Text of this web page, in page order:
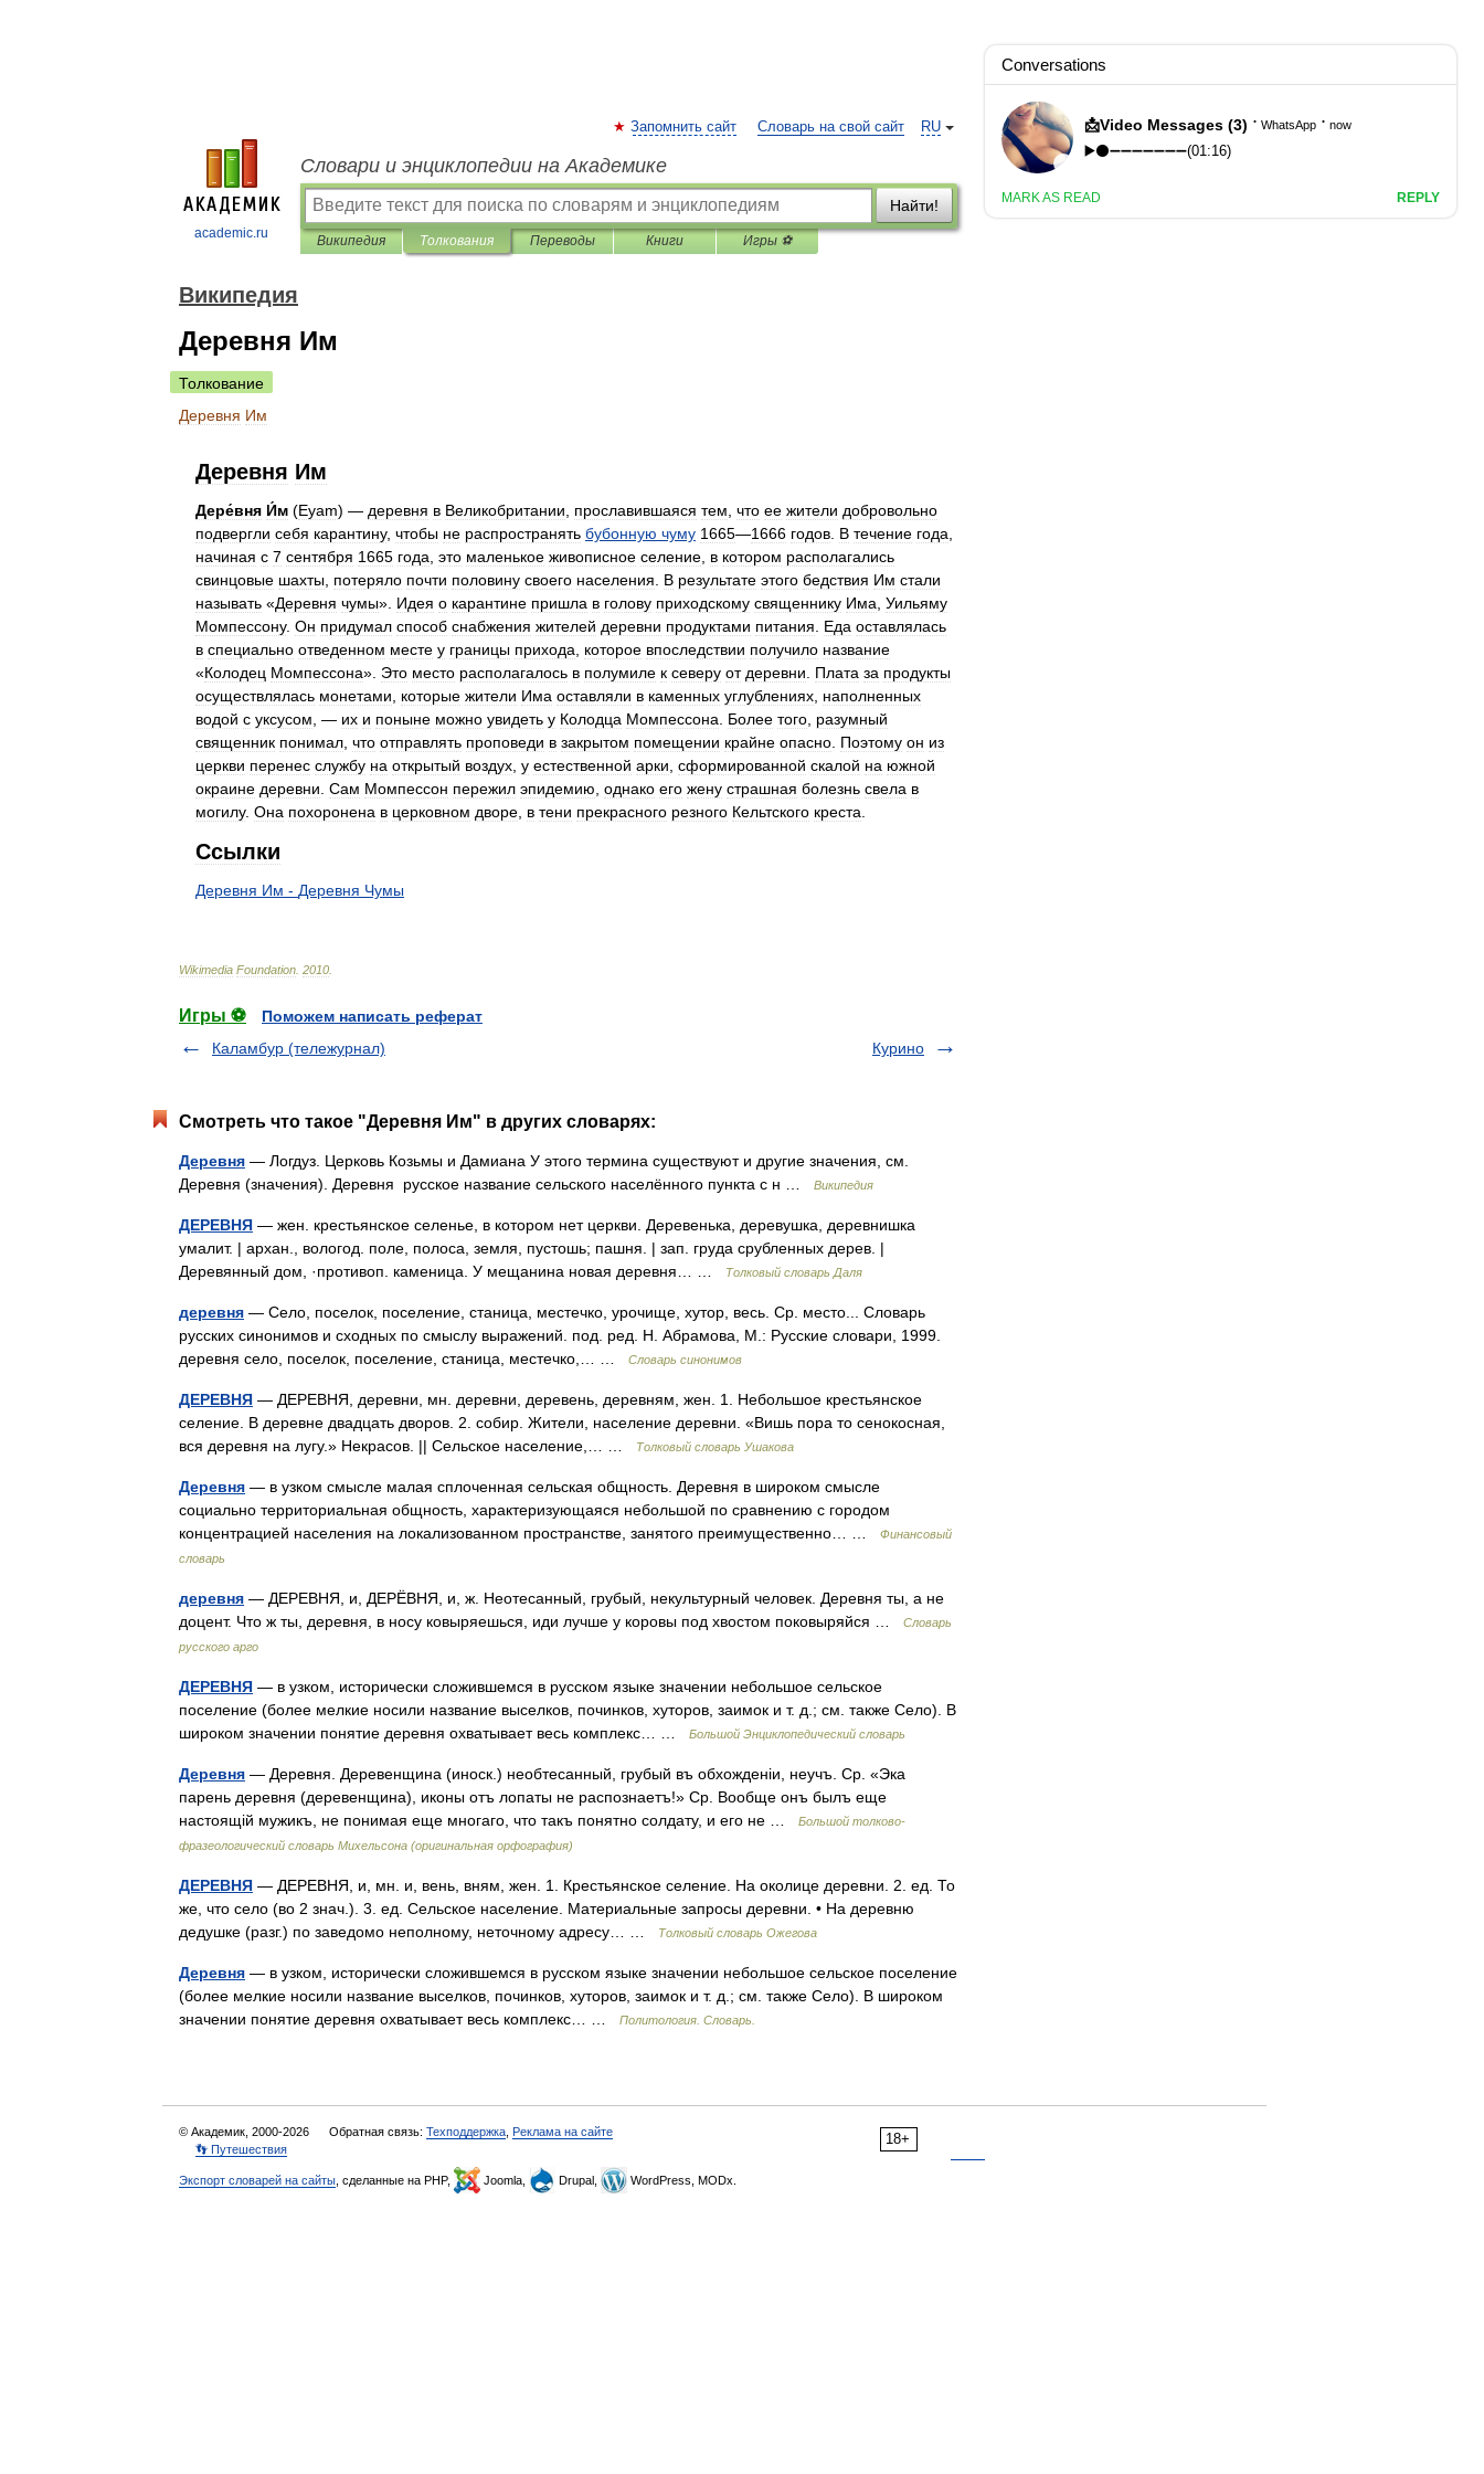
academic.ru
RU
Запомнить сайт Словарь на свой сайт
Словари и энциклопедии на Академике
Найти!
Википедия Толкования Переводы Книги Игры ⚽
Википедия
Деревня Им
Толкование
Деревня Им
Деревня Им
Дере́вня И́м (Eyam) — деревня в Великобритании прославившаяся тем что ее жители добровольно
подвергли себя карантину, чтобы не распространять бубонную чуму 1665—1666 годов В течение года
начиная с 7 сентября 1665 года это маленькое живописное селение в котором располагались
свинцовые шахты потеряло почти половину своего населения В результате этого бедствия Им стали
называть «Деревня чумы». Идея о карантине пришла в голову приходскому священнику Има Уильяму
Момпессону. Он придумал способ снабжения жителей деревни продуктами питания Еда оставлялась
в специально отведенном месте у границы прихода которое впоследствии получило название
«Колодец Момпессона». Это место располагалось в полумиле к северу от деревни Плата за продукты
осуществлялась монетами которые жители Има оставляли в каменных углублениях наполненных
водой с уксусом , — их и поныне можно увидеть у Колодца Момпессона Более того разумный
священник понимал что отправлять проповеди в закрытом помещении крайне опасно Поэтому он из
церкви перенес службу на открытый воздух у естественной арки сформированной скалой на южной
окраине деревни Сам Момпессон пережил эпидемию однако его жену страшная болезнь свела в
могилу. Она похоронена в церковном дворе в тени прекрасного резного Кельтского креста
Ссылки
Деревня Им - Деревня Чумы
Wikimedia Foundation 2010
Игры ⚽
Поможем написать реферат
Каламбур (тележурнал)
Курино
Смотреть что такое "Деревня Им" в других словарях:
Деревня — Логдуз. Церковь Козьмы и Дамиана У этого термина существуют и другие значения, см.
Деревня (значения). Деревня русское название сельского населённого пункта с н …
Википедия
ДЕРЕВНЯ — жен. крестьянское селенье, в котором нет церкви. Деревенька, деревушка, деревнишка
умалит. | архан., вологод. поле, полоса, земля, пустошь; пашня. | зап. груда срубленных дерев. |
Деревянный дом, ·противоп. каменица. У мещанина новая деревня… …
Толковый словарь Даля
деревня — Село, поселок, поселение, станица, местечко, урочище, хутор, весь. Ср. место... Словарь
русских синонимов и сходных по смыслу выражений. под. ред. Н. Абрамова, М.: Русские словари, 1999.
деревня село, поселок, поселение, станица, местечко,… …
Словарь синонимов
ДЕРЕВНЯ — ДЕРЕВНЯ, деревни, мн. деревни, деревень, деревням, жен. 1. Небольшое крестьянское
селение. В деревне двадцать дворов. 2. собир. Жители, население деревни. «Вишь пора то сенокосная,
вся деревня на лугу.» Некрасов. || Сельское население,… …
Толковый словарь Ушакова
Деревня — в узком смысле малая сплоченная сельская общность. Деревня в широком смысле
социально территориальная общность, характеризующаяся небольшой по сравнению с городом
концентрацией населения на локализованном пространстве, занятого преимущественно… …
Финансовый
словарь
деревня — ДЕРЕВНЯ, и, ДЕРЁВНЯ, и, ж. Неотесанный, грубый, некультурный человек. Деревня ты, а не
доцент. Что ж ты, деревня, в носу ковыряешься, иди лучше у коровы под хвостом поковыряйся …
Словарь
русского арго
ДЕРЕВНЯ — в узком, исторически сложившемся в русском языке значении небольшое сельское
поселение (более мелкие носили название выселков, починков, хуторов, заимок и т. д.; см. также Село). В
широком значении понятие деревня охватывает весь комплекс… …
Большой Энциклопедический словарь
Деревня — Деревня. Деревенщина (иноск.) необтесанный, грубый въ обхожденіи, неучъ. Ср. «Эка
парень деревня (деревенщина), иконы отъ лопаты не распознаетъ!» Ср. Вообще онъ былъ еще
настоящій мужикъ, не понимая еще многаго, что такъ понятно солдату, и его не …
Большой толково-
фразеологический словарь Михельсона (оригинальная орфография)
ДЕРЕВНЯ — ДЕРЕВНЯ, и, мн. и, вень, вням, жен. 1. Крестьянское селение. На околице деревни. 2. ед. То
же, что село (во 2 знач.). 3. ед. Сельское население. Материальные запросы деревни. • На деревню
дедушке (разг.) по заведомо неполному, неточному адресу… …
Толковый словарь Ожегова
Деревня — в узком, исторически сложившемся в русском языке значении небольшое сельское поселение
(более мелкие носили название выселков, починков, хуторов, заимок и т. д.; см. также Село). В широком
значении понятие деревня охватывает весь комплекс… …
Политология. Словарь.
18+
© Академик, 2000-2026 Обратная связь: Техподдержка Реклама на сайте
👣 Путешествия
Экспорт словарей на сайты , сделанные на PHP, Joomla, Drupal, WordPress, MODx.